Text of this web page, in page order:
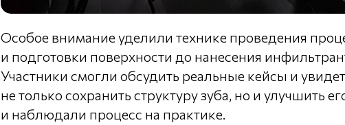
Особое внимание уделили технике проведения
и подготовки поверхности до нанесения
Участники смогли обсудить реальные кейсы и
не только сохранить структуру зуба, но и улучшить
и наблюдали процесс на практике.